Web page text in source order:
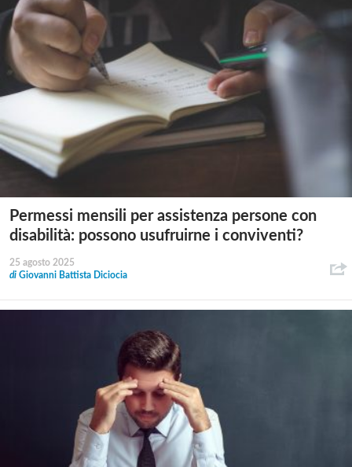
Permessi mensili per assistenza persone con
disabilità: possono usufruirne i conviventi?
25 agosto 2025
di Giovanni Battista Diciocia